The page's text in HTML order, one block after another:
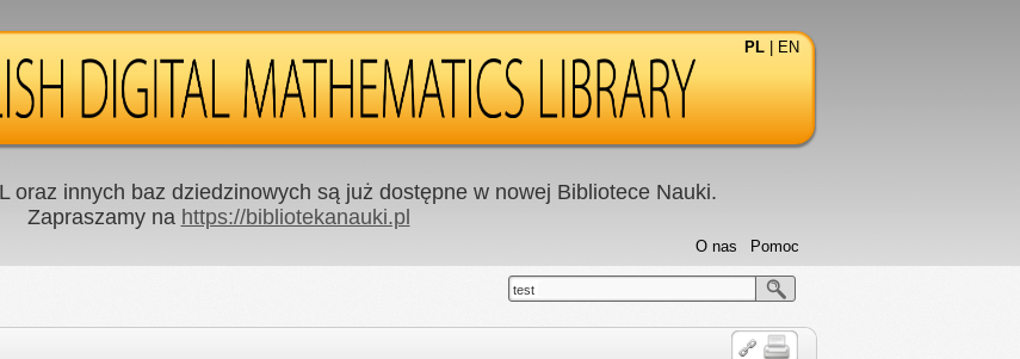
PL EN
oraz innych baz dziedzinowych są już dostępne w nowej Bibliotece Nauki.
Zapraszamy na https://bibliotekanauki.pl
Pomoc
O nas
test